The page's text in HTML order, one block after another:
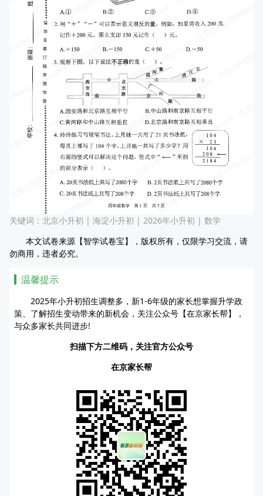
关键词： 北京小升初 | 海淀小升初 | 2026年小升初 | 数学
本文试卷来源【智学试卷宝】，版权所有，仅限学习交流，请
勿商用，违者必究。
温馨提示
2025年小升初招生调整多，新1-6年级的家长想掌握升学政
策、了解招生变动带来的新机会，关注公众号【在京家长帮】，
与众多家长共同进步!
扫描下方二维码，关注官方公众号
在京家长帮